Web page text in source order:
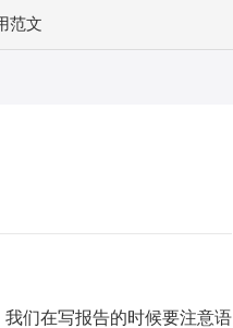
范文
们在写报告的时候要注意语